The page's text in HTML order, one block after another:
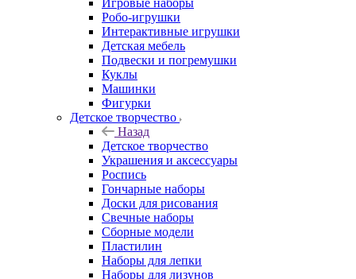
Игровые наборы
Робо-игрушки
Интерактивные игрушки
Детская мебель
Подвески и погремушки
Куклы
Машинки
Фигурки
Детское творчество
Назад
Детское творчество
Украшения и аксессуары
Роспись
Гончарные наборы
Доски для рисования
Свечные наборы
Сборные модели
Пластилин
Наборы для лепки
Наборы для лизунов